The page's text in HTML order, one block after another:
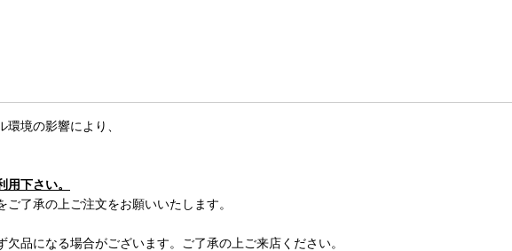
境の影響により、
下さい。
了承の上ご注文をお願いいたします。
品になる場合がございます。ご了承の上ご来店ください。